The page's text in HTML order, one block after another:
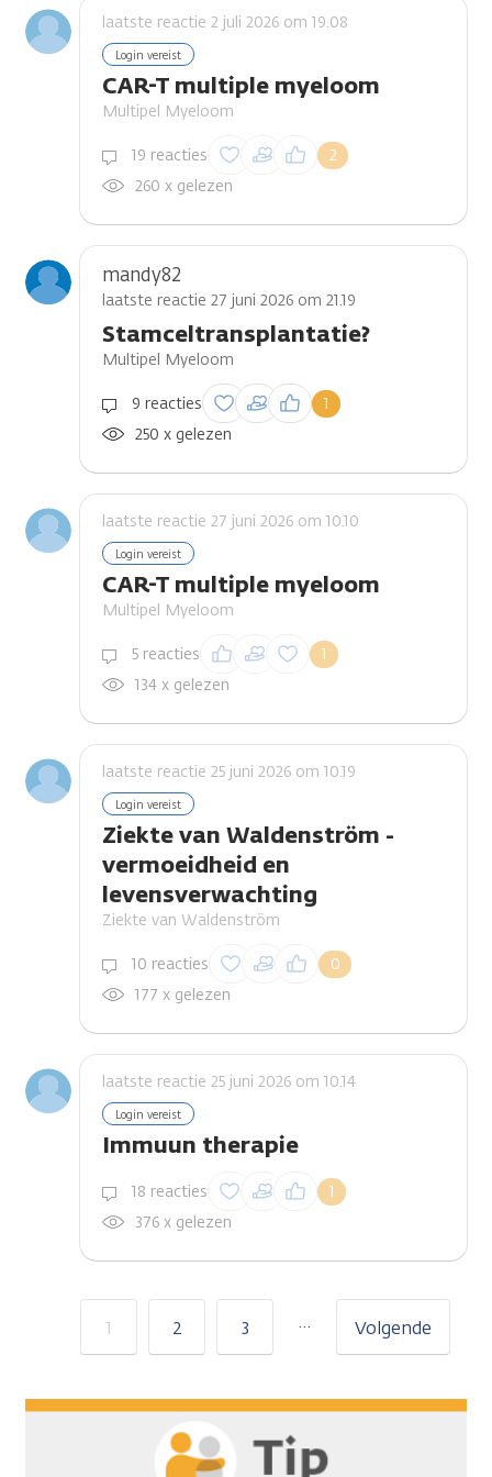
laatste reactie 2 juli 2026 om 19.08
Login vereist
CAR-T multiple myeloom
Multipel Myeloom
19 reacties 2
Inloggen om een
reactie te plaatsen
260 x gelezen
mandy82
laatste reactie 27 juni 2026 om 21.19
Stamceltransplantatie?
Multipel Myeloom
9 reacties 1
Inloggen om een
reactie te plaatsen
250 x gelezen
laatste reactie 27 juni 2026 om 10.10
Login vereist
CAR-T multiple myeloom
Multipel Myeloom
5 reacties 1
Inloggen om een
reactie te plaatsen
134 x gelezen
laatste reactie 25 juni 2026 om 10.19
Login vereist
Ziekte van Waldenström -
vermoeidheid en
levensverwachting
Ziekte van Waldenström
10 reacties 0
Inloggen om een
reactie te plaatsen
177 x gelezen
laatste reactie 25 juni 2026 om 10.14
Login vereist
Immuun therapie
18 reacties 1
Inloggen om een
reactie te plaatsen
376 x gelezen
1 2 3 … Volgende